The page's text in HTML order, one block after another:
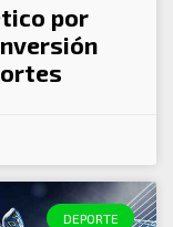
por
DEPORTE